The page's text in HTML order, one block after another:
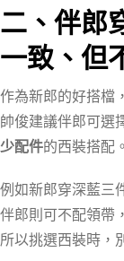
二、伴郎
一致、但
作為新郎的好搭檔
帥俊建議伴郎可選
少配件的西裝搭配。
例如新郎穿深藍三
伴郎則可不配領帶
所以挑選西裝時，